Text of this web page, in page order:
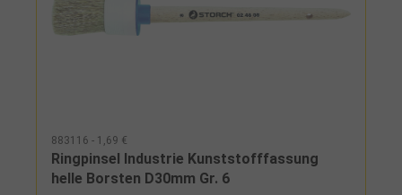
883116 - 1,69 €
Ringpinsel Industrie Kunststofffassung
helle Borsten D30mm Gr. 6